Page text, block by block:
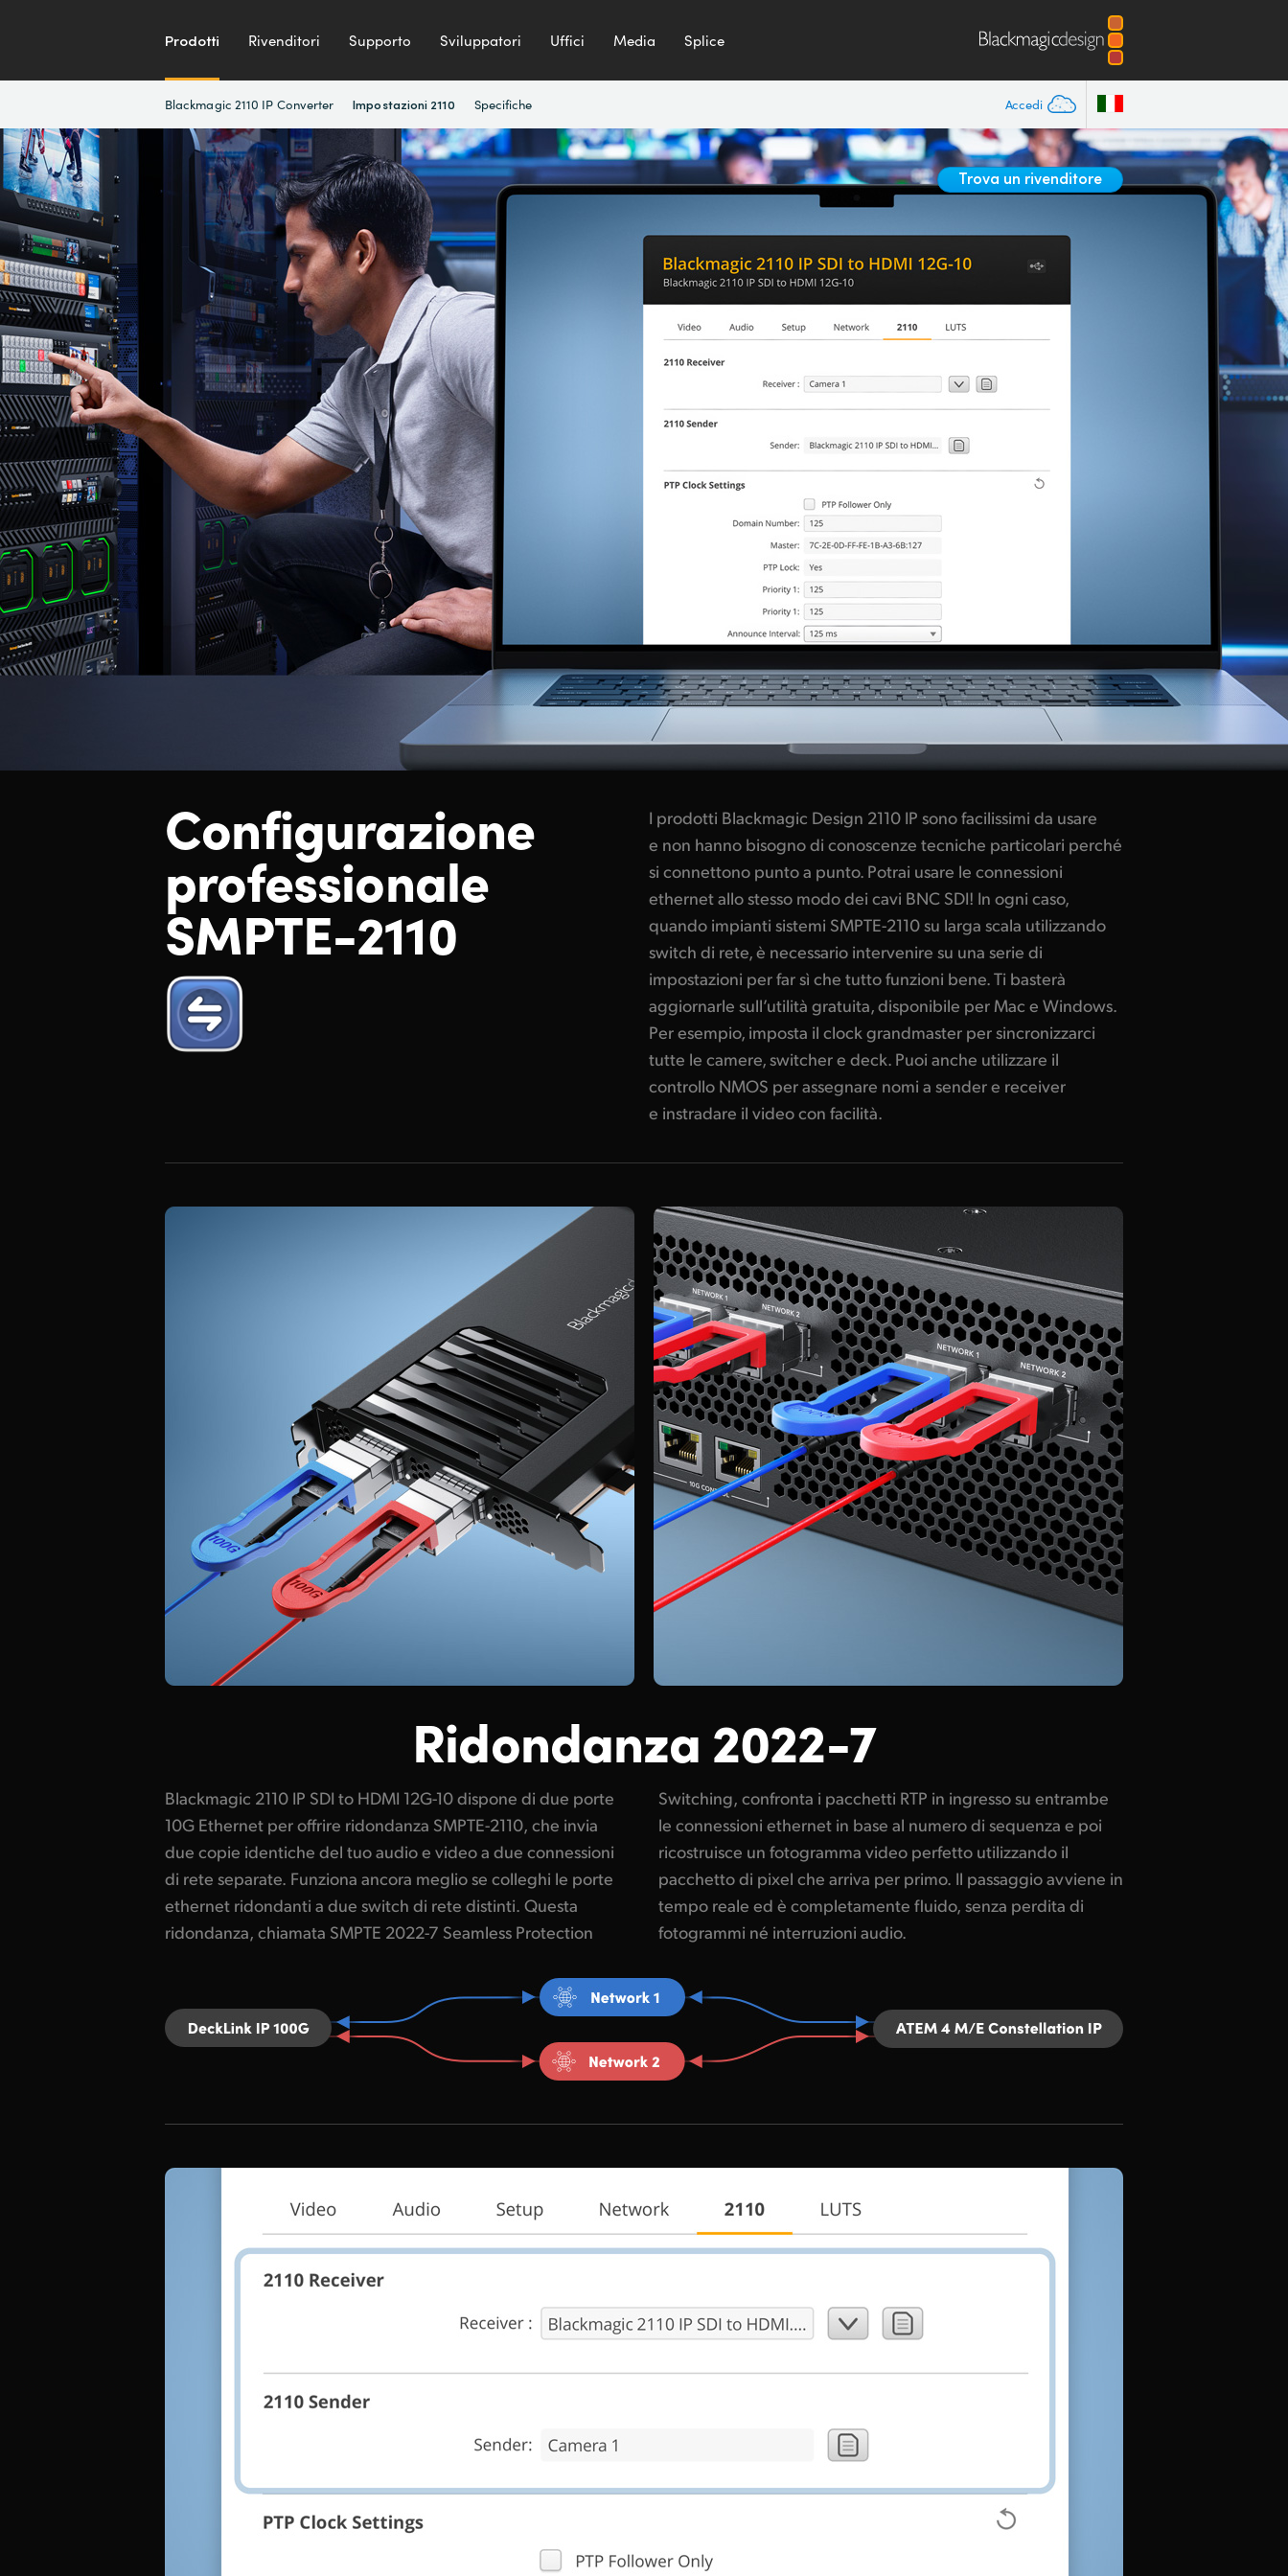
Prodotti Rivenditori Supporto Sviluppatori Uffici Media Splice
Accedi
Blackmagic 2110 IP Converter Impostazioni 2110 Specifiche
Trova un rivenditore
Configurazione
professionale
SMPTE-2110
I prodotti Blackmagic Design 2110 IP sono facilissimi da usare
e non hanno bisogno di conoscenze tecniche particolari perché
si connettono punto a punto. Potrai usare le connessioni
ethernet allo stesso modo dei cavi BNC SDI! In ogni caso,
quando impianti sistemi SMPTE-2110 su larga scala utilizzando
switch di rete, è necessario intervenire su una serie di
impostazioni per far sì che tutto funzioni bene. Ti basterà
aggiornarle sull’utilità gratuita, disponibile per Mac e Windows.
Per esempio, imposta il clock grandmaster per sincronizzarci
tutte le camere, switcher e deck. Puoi anche utilizzare il
controllo NMOS per assegnare nomi a sender e receiver
e instradare il video con facilità.
Ridondanza 2022-7
Blackmagic 2110 IP SDI to HDMI 12G-10 dispone di due porte
10G Ethernet per offrire ridondanza SMPTE-2110, che invia
due copie identiche del tuo audio e video a due connessioni
di rete separate. Funziona ancora meglio se colleghi le porte
ethernet ridondanti a due switch di rete distinti. Questa
ridondanza, chiamata SMPTE 2022-7 Seamless Protection
Switching, confronta i pacchetti RTP in ingresso su entrambe
le connessioni ethernet in base al numero di sequenza e poi
ricostruisce un fotogramma video perfetto utilizzando il
pacchetto di pixel che arriva per primo. Il passaggio avviene in
tempo reale ed è completamente fluido, senza perdita di
fotogrammi né interruzioni audio.